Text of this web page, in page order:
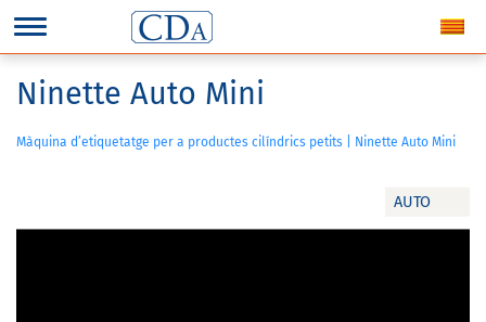
AUTO
Ninette Auto Mini
Màquina d’etiquetatge per a productes cilíndrics petits | Ninette Auto Mini